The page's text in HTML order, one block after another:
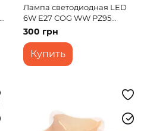
Лампа светодиодная LED
6W E27 COG WW PZ95
Amber 220V
300 грн
Купить